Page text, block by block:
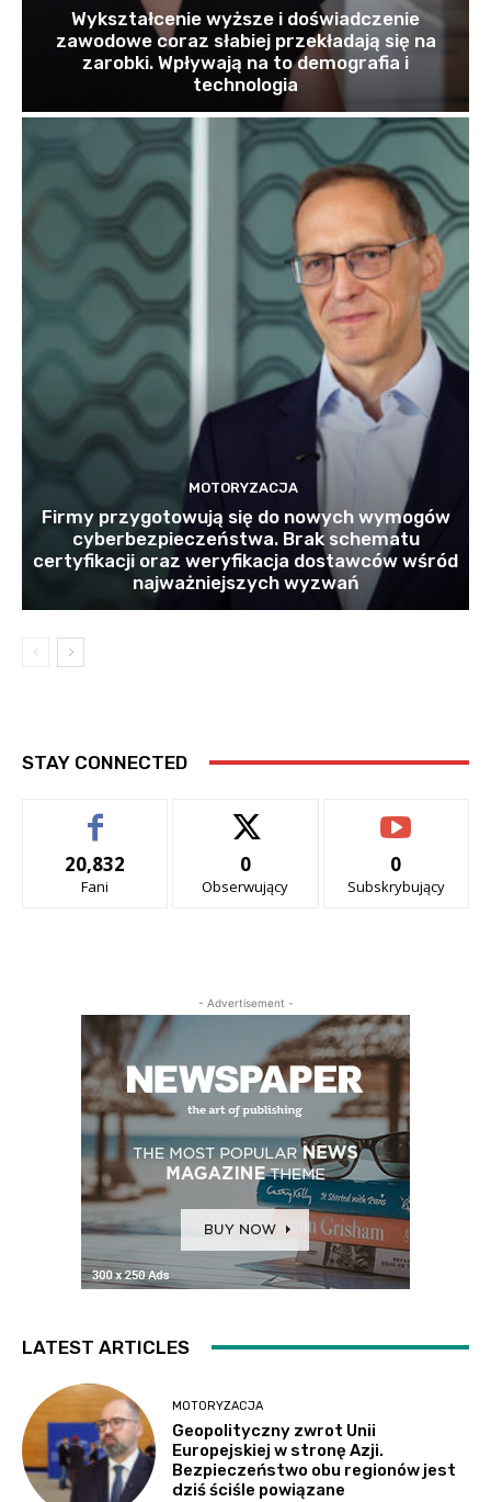
Wykształcenie wyższe i doświadczenie
zawodowe coraz słabiej przekładają się na
zarobki. Wpływają na to demografia i
technologia
MOTORYZACJA
Firmy przygotowują się do nowych wymogów
cyberbezpieczeństwa. Brak schematu
certyfikacji oraz weryfikacja dostawców wśród
najważniejszych wyzwań
STAY CONNECTED
20,832
Fani
0
Obserwujący
0
Subskrybujący
- Advertisement -
LATEST ARTICLES
MOTORYZACJA
Geopolityczny zwrot Unii
Europejskiej w stronę Azji.
Bezpieczeństwo obu regionów jest
dziś ściśle powiązane